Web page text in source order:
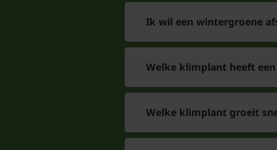
Ik wil een wintergroene
Welke klimplant heeft
Welke klimplant groeit